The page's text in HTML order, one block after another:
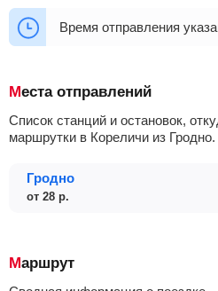
Время отправления
Места отправлений
Список станций и остановок, откуда отправляются
маршрутки в Кореличи из Гродно.
Гродно
от 28 р.
Маршрут